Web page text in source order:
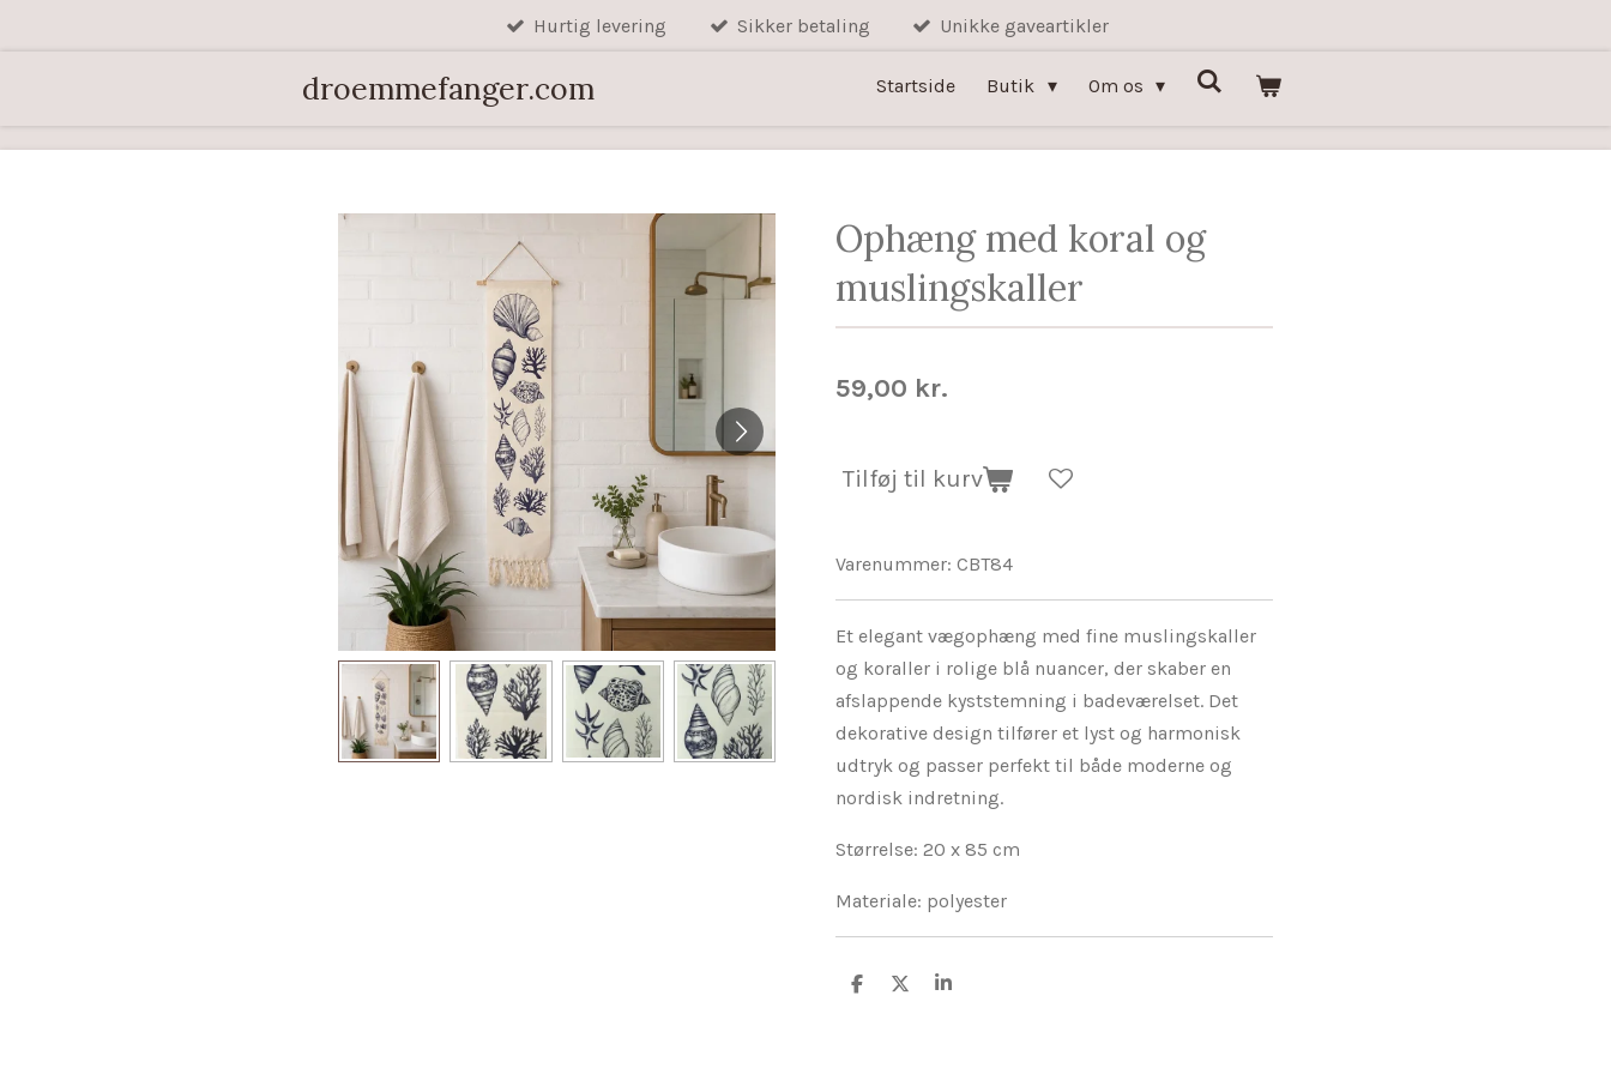
Hurtig levering Sikker betaling Unikke gaveartikler
droemmefanger.com Startside Butik Om os
Ophæng med koral og
muslingskaller
59,00 kr.
Tilføj til kurv
Varenummer: CBT84
Et elegant vægophæng med fine muslingskaller
og koraller i rolige blå nuancer, der skaber en
afslappende kyststemning i badeværelset. Det
dekorative design tilfører et lyst og harmonisk
udtryk og passer perfekt til både moderne og
nordisk indretning.
Størrelse: 20 x 85 cm
Materiale: polyester
D
D
D